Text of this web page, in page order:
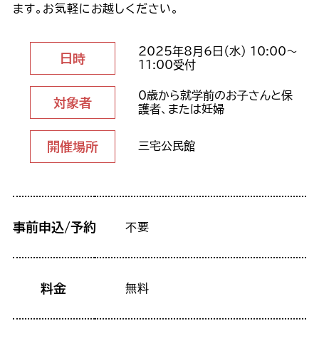
ます。お気軽にお越しください。
日時
2025年8月6日（水） 10:00～
11:00受付
対象者
0歳から就学前のお⼦さんと保
護者、または妊婦
開催場所 三宅公民館
事前申込/予約 不要
料金 無料